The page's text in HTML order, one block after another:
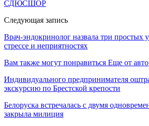
СДЮСШОР
Следующая запись
Врач-эндокринолог назвала три простых
стрессе и неприятностях
Вам также могут понравиться Еще от
Индивидуального предпринимателя
экскурсию по Брестской крепости
Белоруска встречалась с двумя
закрыла милиция